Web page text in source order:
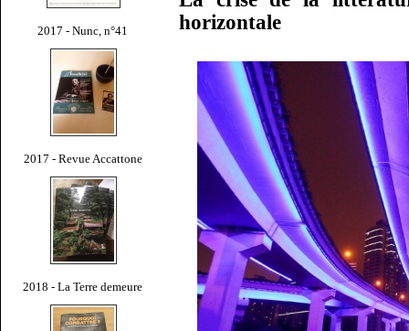
2017 - Nunc, n°41
2017 - Revue Accattone
2018 - La Terre demeure
horizontale